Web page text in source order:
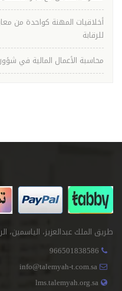
أخلاقيات المهنة كواحدة من
للرقابة
محاسبة الأعمال المالية في
طريق الملك عبدالعزيز، الياسمين، الرياض
966501838586
info@talemyah-t.com.sa
lms.talemyah.org.sa